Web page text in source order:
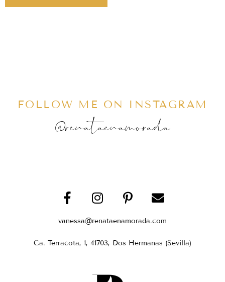
FOLLOW ME ON INSTAGRAM
@renataenamorada
vanessa@renataenamorada.com
Ca. Terracota, 1, 41703, Dos Hermanas (Sevilla)